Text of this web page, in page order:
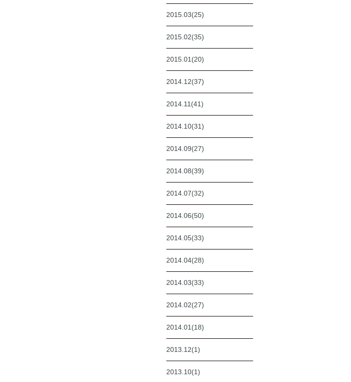
2015.03(25)
2015.02(35)
2015.01(20)
2014.12(37)
2014.11(41)
2014.10(31)
2014.09(27)
2014.08(39)
2014.07(32)
2014.06(50)
2014.05(33)
2014.04(28)
2014.03(33)
2014.02(27)
2014.01(18)
2013.12(1)
2013.10(1)